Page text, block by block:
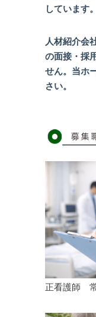
しています。
人材紹介会
の面接・採
せん。当ホ
さい。
正看護師